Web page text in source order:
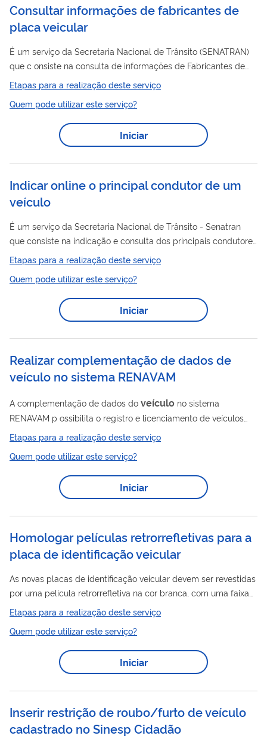
Consultar informações de fabricantes de
placa veicular
É um serviço da Secretaria Nacional de Trânsito (SENATRAN)
que c onsiste na consulta de informações de Fabricantes de
PlacaVeicular credenciados e habilitados para utilizar o
Etapas para a realização deste serviço
Quem pode utilizar este serviço?
Iniciar
Indicar online o principal condutor de um
veículo
É um serviço da Secretaria Nacional de Trânsito - Senatran
que consiste na indicação e consulta dos principais condutores
de um veículo. A indicação só será efetivada após a
possuir categoria compatível com a do
Etapas para a realização deste serviço
Quem pode utilizar este serviço?
Iniciar
Realizar complementação de dados de
veículo no sistema RENAVAM
A complementação de dados do veículo no sistema
RENAVAM p ossibilita o registro e licenciamento de veículos
junto aos órgãos executivos de trânsito (DETRANS) dos
estados e do Distrito Federal. A tende o Art. 5º da Portaria
DENATRAN nº 190/2009 , relativos à veículos de fabricação,
importação, transformação, encarroçamento, leilão e coleção.
Esse é um serviço da Secretaria Nacional de Trânsito
Etapas para a realização deste serviço
Quem pode utilizar este serviço?
Iniciar
Homologar películas retrorrefletivas para a
placa de identificação veicular
As novas placas de identificação veicular devem ser revestidas
por uma película retrorrefletiva na cor branca, com uma faixa
na cor azul na margem superior, contendo ao lado esquerdo o
logotipo do MERCOSUL, ao lado direito a Bandeira do Brasil e
ao centro o nome BRASIL. Os fabricantes dessas películas
retrorrefletivas devem obter, para os seus produtos,
homologação pela Secretaria Nacional de Trânsito
da Resolução CONTRAN nº 969, de...
Etapas para a realização deste serviço
Quem pode utilizar este serviço?
Iniciar
Inserir restrição de roubo/furto de veículo
cadastrado no Sinesp Cidadão